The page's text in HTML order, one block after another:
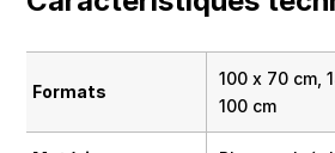
Formats
100 x 70 cm,
100 cm